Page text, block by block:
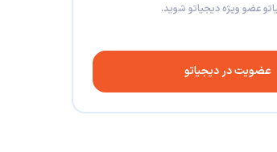
عضو ویژه دیجیاتو شوید.
عضویت در دیجیاتو